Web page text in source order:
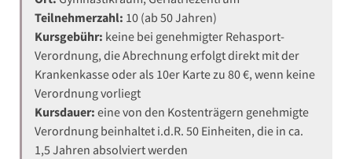
Teilnehmerzahl: 10 (ab 50 Jahren)
Kursgebühr: keine bei genehmigter Rehasport-
Verordnung, die Abrechnung erfolgt direkt mit der
Krankenkasse oder als 10er Karte zu 80 €, wenn keine
Verordnung vorliegt
Kursdauer: eine von den Kostenträgern genehmigte
Verordnung beinhaltet i.d.R. 50 Einheiten, die in ca.
1,5 Jahren absolviert werden